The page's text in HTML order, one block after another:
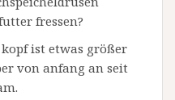
fressen?
ist etwas größer
von anfang an seit